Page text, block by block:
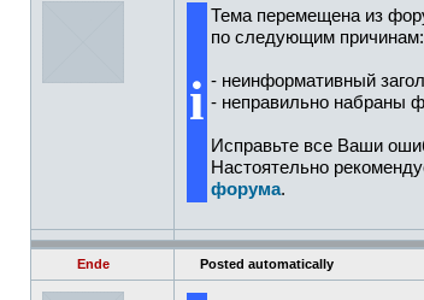
i
Тема перемещена из
по следующим причинам:
- неинформативный
- неправильно набраны
Исправьте все Ваши
Настоятельно
форума.
Ende Posted automatically